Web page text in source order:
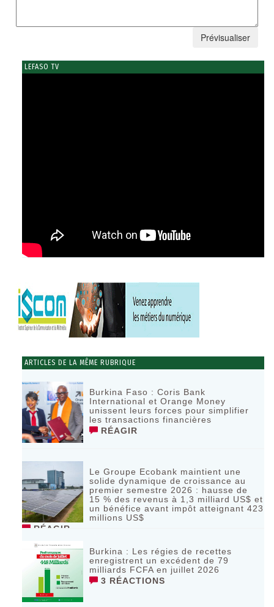
LEFASO TV
ARTICLES DE LA MÊME RUBRIQUE
Burkina Faso : Coris Bank
International et Orange Money
unissent leurs forces pour simplifier
les transactions financières
RÉAGIR
Le Groupe Ecobank maintient une
solide dynamique de croissance au
premier semestre 2026 : hausse de
15 % des revenus à 1,3 milliard US$ et
un bénéfice avant impôt atteignant 423
millions US$
RÉAGIR
Burkina : Les régies de recettes
enregistrent un excédent de 79
milliards FCFA en juillet 2026
3 RÉACTIONS